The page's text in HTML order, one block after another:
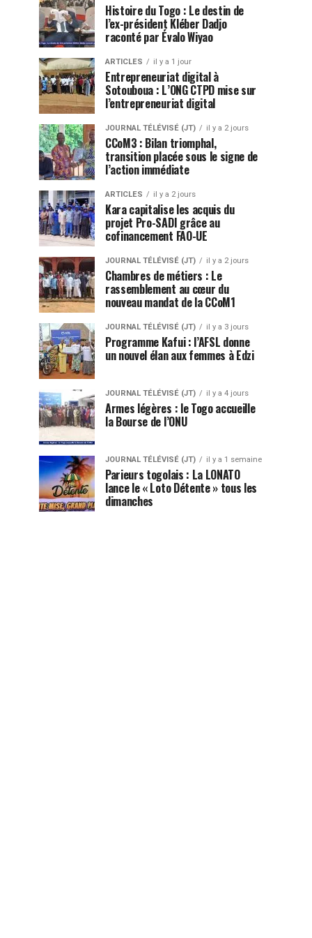
Histoire du Togo : Le destin de
l’ex-président Kléber Dadjo
raconté par Évalo Wiyao
ARTICLES il y a 1 jour
Entrepreneuriat digital à
Sotouboua : L’ONG CTPD mise sur
l’entrepreneuriat digital
JOURNAL TÉLÉVISÉ (JT) il y a 2 jours
CCoM3 : Bilan triomphal,
transition placée sous le signe de
l’action immédiate
ARTICLES il y a 2 jours
Kara capitalise les acquis du
projet Pro-SADI grâce au
cofinancement FAO-UE
JOURNAL TÉLÉVISÉ (JT) il y a 2 jours
Chambres de métiers : Le
rassemblement au cœur du
nouveau mandat de la CCoM1
JOURNAL TÉLÉVISÉ (JT) il y a 3 jours
Programme Kafui : l’AFSL donne
un nouvel élan aux femmes à Edzi
JOURNAL TÉLÉVISÉ (JT) il y a 4 jours
Armes légères : le Togo accueille
la Bourse de l’ONU
JOURNAL TÉLÉVISÉ (JT) il y a 1 semaine
Parieurs togolais : La LONATO
lance le « Loto Détente » tous les
dimanches